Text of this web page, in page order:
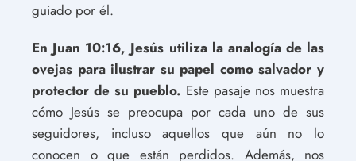
guiado por él.
En Juan 10:16, Jesús utiliza la analogía de las
ovejas para ilustrar su papel como salvador y
protector de su pueblo. Este pasaje nos muestra
cómo Jesús se preocupa por cada uno de sus
seguidores, incluso aquellos que aún no lo
conocen o que están perdidos. Además, nos